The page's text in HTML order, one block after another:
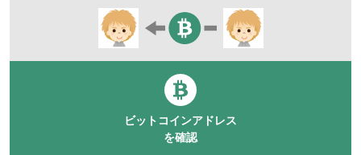
箱ひげ図 chartsmac
ビットコインアドレス
を確認